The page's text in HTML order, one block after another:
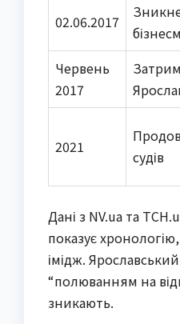
02.06.2017
Червень
2017
2021
судів
Дані з NV.ua та
показує
імідж.
“полюванням на
зникають.